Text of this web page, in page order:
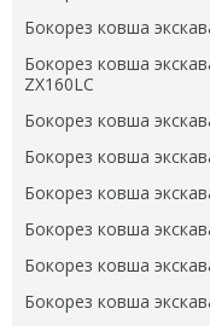
Бокорез ковша
Бокорез ковша
ZX160LC
Бокорез ковша
Бокорез ковша
Бокорез ковша
Бокорез ковша
Бокорез ковша
Бокорез ковша